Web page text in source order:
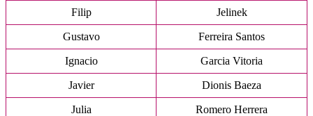
Filip Jelinek
Gustavo Ferreira Santos
Ignacio Garcia Vitoria
Javier Dionis Baeza
Julia Romero Herrera